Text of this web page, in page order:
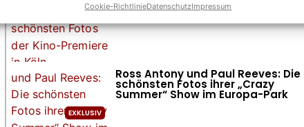
Cookie-RichtlinieDatenschutzImpressum
Fotos der Kino-Premiere in Köln
Ross Antony und Paul Reeves: Die
schönsten Fotos ihrer „Crazy
Summer“ Show im Europa-Park